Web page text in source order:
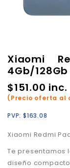
Xiaomi
4Gb/
$151.00 inc.
(Precio oferta al
PVP: $163.08
Xiaomi Redmi
Te presentamos
diseño